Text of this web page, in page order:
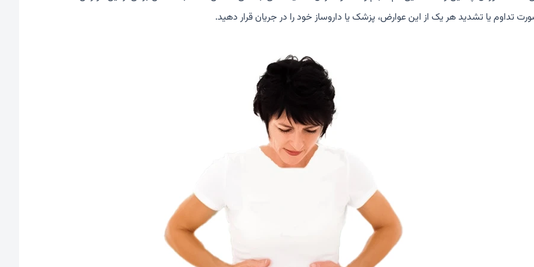
تداوم یا تشدید هر یک از این عوارض، پزشک یا داروساز خود را در جریان قرار دهید.